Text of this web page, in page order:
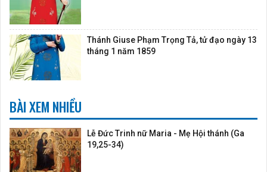
Thánh Giuse Phạm Trọng Tả, tử đạo ngày 13
tháng 1 năm 1859
BÀI XEM NHIỀU
Lễ Đức Trinh nữ Maria - Mẹ Hội thánh (Ga
19,25-34)